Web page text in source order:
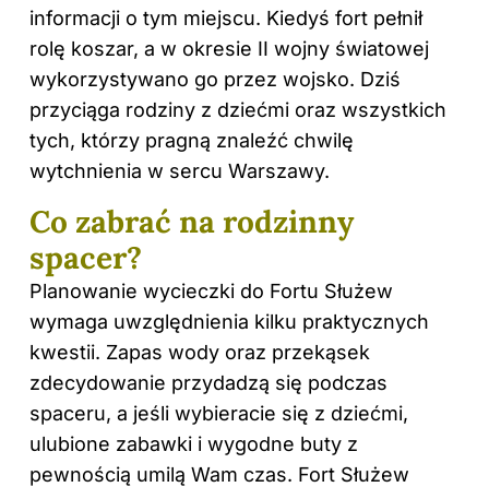
informacji o tym miejscu. Kiedyś fort pełnił
rolę koszar, a w okresie II wojny światowej
wykorzystywano go przez wojsko. Dziś
przyciąga rodziny z dziećmi oraz wszystkich
tych, którzy pragną znaleźć chwilę
wytchnienia w sercu Warszawy.
Co zabrać na rodzinny
spacer?
Planowanie wycieczki do Fortu Służew
wymaga uwzględnienia kilku praktycznych
kwestii. Zapas wody oraz przekąsek
zdecydowanie przydadzą się podczas
spaceru, a jeśli wybieracie się z dziećmi,
ulubione zabawki i wygodne buty z
pewnością umilą Wam czas. Fort Służew